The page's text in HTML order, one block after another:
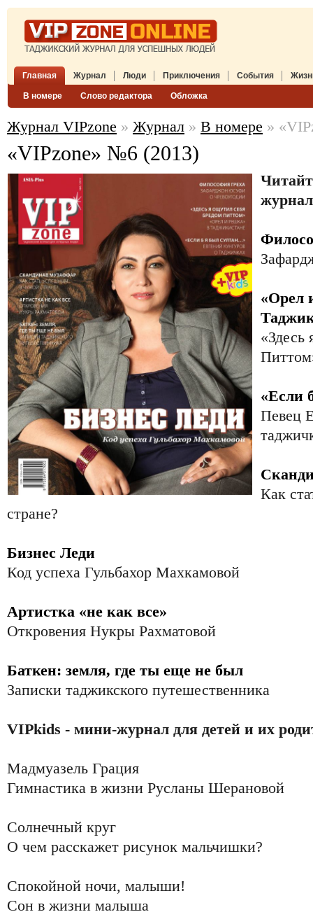
Главная Журнал
В номере Слово редактора Обложка
Люди Приключения События
Журнал VIPzone » Журнал » В номере »
«VIPzone» №6 (2013)
«Орел
«Здесь
«Если
Певец
Как
стране?
Бизнес Леди
Код успеха Гульбахор Махкамовой
Артистка «не как все»
Откровения Нукры Рахматовой
Баткен: земля, где ты еще не был
Записки таджикского путешественника
VIPkids - мини-журнал для детей и их
Мадмуазель Грация
Гимнастика в жизни Русланы Шерановой
Солнечный круг
О чем расскажет рисунок мальчишки?
Спокойной ночи, малыши!
Сон в жизни малыша